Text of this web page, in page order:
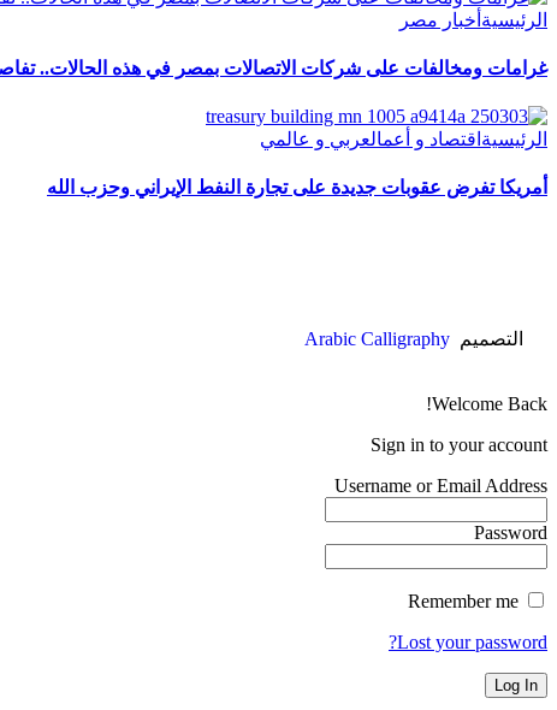
الرئيسية أخبار مصر
غرامات ومخالفات على شركات الاتصالات بمصر في هذه الحالات..
الرئيسية اقتصاد و أعمالعربي و عالمي
أمريكا تفرض عقوبات جديدة على تجارة النفط الإيراني وحزب الله
التصميم Arabic Calligraphy
Welcome Back!
Sign in to your account
Username or Email Address
Password
Lost your password?